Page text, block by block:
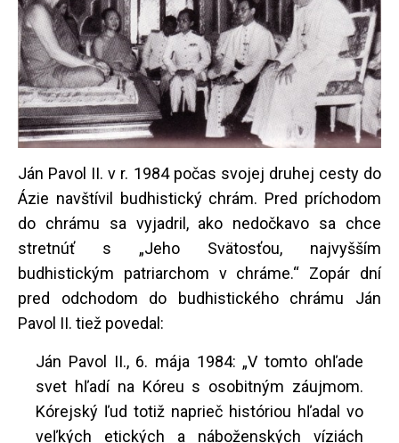
Ján Pavol II. v r. 1984 počas svojej druhej cesty do
Ázie navštívil budhistický chrám. Pred príchodom
do chrámu sa vyjadril, ako nedočkavo sa chce
stretnúť s „Jeho Svätosťou, najvyšším
budhistickým patriarchom v chráme.“ Zopár dní
pred odchodom do budhistického chrámu Ján
Pavol II. tiež povedal:
Ján Pavol II., 6. mája 1984: „V tomto ohľade
svet hľadí na Kóreu s osobitným záujmom.
Kórejský ľud totiž naprieč históriou hľadal vo
veľkých etických a náboženských víziách